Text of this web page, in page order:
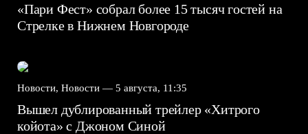
«Пари Фест» собрал более 15 тысяч гостей на
Стрелке в Нижнем Новгороде
Новости, Новости — 5 августа, 11:35
Вышел дублированный трейлер «Хитрого
койота» с Джоном Синой